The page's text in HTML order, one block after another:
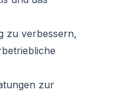
zu verbessern,
zur